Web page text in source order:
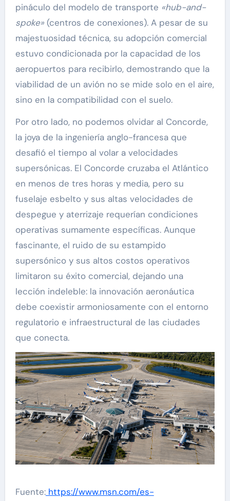
pináculo del modelo de transporte «hub-and-
spoke»(centros de conexiones). A pesar de su
majestuosidad técnica, su adopción comercial
estuvo condicionada por la capacidad de los
aeropuertos para recibirlo, demostrando que la
viabilidad de un avión no se mide solo en el aire,
sino en la compatibilidad con el suelo.
Por otro lado, no podemos olvidar al Concorde,
la joya de la ingeniería anglo-francesa que
desafió el tiempo al volar a velocidades
supersónicas. El Concorde cruzaba el Atlántico
en menos de tres horas y media, pero su
fuselaje esbelto y sus altas velocidades de
despegue y aterrizaje requerían condiciones
operativas sumamente específicas. Aunque
fascinante, el ruido de su estampido
supersónico y sus altos costos operativos
limitaron su éxito comercial, dejando una
lección indeleble: la innovación aeronáutica
debe coexistir armoniosamente con el entorno
regulatorio e infraestructural de las ciudades
que conecta.
Fuente:https://www.msn.com/es-